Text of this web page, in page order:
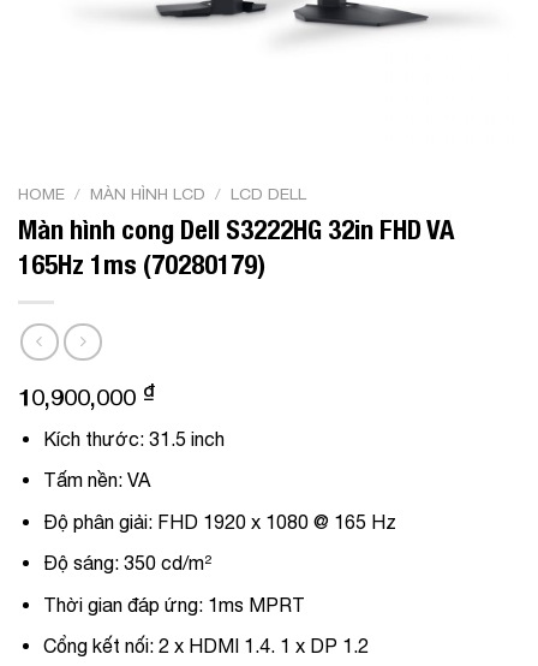
HOME / MÀN HÌNH LCD / LCD DELL
Màn hình cong Dell S3222HG 32in FHD VA
165Hz 1ms (70280179)
10,900,000 ₫
Kích thước: 31.5 inch
Tấm nền: VA
Độ phân giải: FHD 1920 x 1080 @ 165 Hz
Độ sáng: 350 cd/m²
Thời gian đáp ứng: 1ms MPRT
Cổng kết nối: 2 x HDMI 1.4. 1 x DP 1.2